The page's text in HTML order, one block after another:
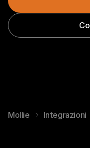
Mollie Integrazioni